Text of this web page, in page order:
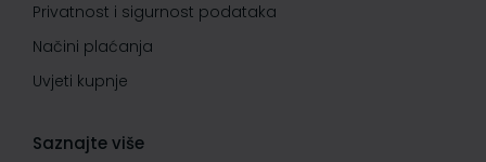
Privatnost i sigurnost podataka
Načini plaćanja
Uvjeti kupnje
Saznajte više